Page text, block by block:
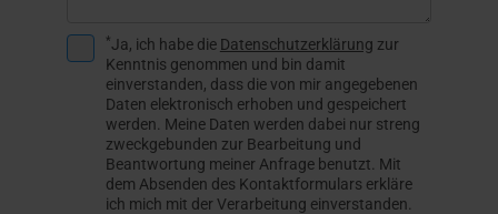
*Ja, ich habe die Datenschutzerklärung zur
Kenntnis genommen und bin damit
einverstanden, dass die von mir angegebenen
Daten elektronisch erhoben und gespeichert
werden. Meine Daten werden dabei nur streng
zweckgebunden zur Bearbeitung und
Beantwortung meiner Anfrage benutzt. Mit
dem Absenden des Kontaktformulars erkläre
ich mich mit der Verarbeitung einverstanden.